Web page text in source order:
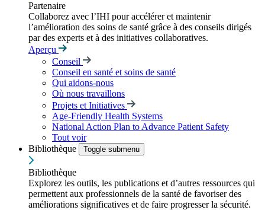
Partenaire
Collaborez avec l’IHI pour accélérer et maintenir
l’amélioration des soins de santé grâce à des conseils dirigés
par des experts et à des initiatives collaboratives.
Aperçu
Conseil
Conseil en santé et soins de santé
Qui aidons-nous
Où nous travaillons
Projets et Initiatives
Age-Friendly Health Systems
National Action Plan to Advance Patient Safety
Tout voir
Bibliothèque
Toggle submenu
Bibliothèque
Explorez les outils, les publications et d’autres ressources qui
permettent aux professionnels de la santé de favoriser des
améliorations significatives et de faire progresser la sécurité.